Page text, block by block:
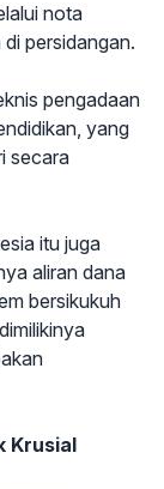
nota
persidangan.
pengadaan
yang
secara
itu juga
aliran dana
bersikukuh
Krusial